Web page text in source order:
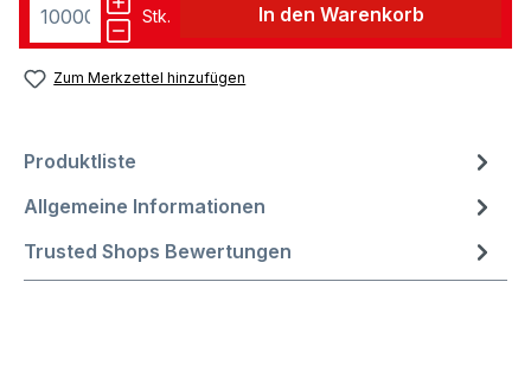
Stk. In den Warenkorb
Zum Merkzettel hinzufügen
Produktliste
Allgemeine Informationen
Trusted Shops Bewertungen